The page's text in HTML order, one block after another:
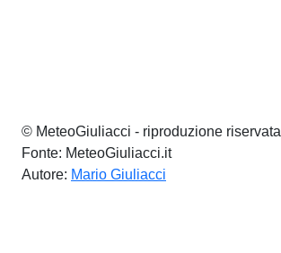
© MeteoGiuliacci - riproduzione riservata
Fonte: MeteoGiuliacci.it
Autore: Mario Giuliacci